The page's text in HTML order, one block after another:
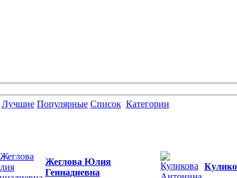
Лучшие Популярные Список Категории
Жеглова Юлия
Геннадиевна